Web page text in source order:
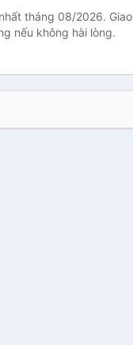
tháng 08/2026.
nếu không hài lòng.